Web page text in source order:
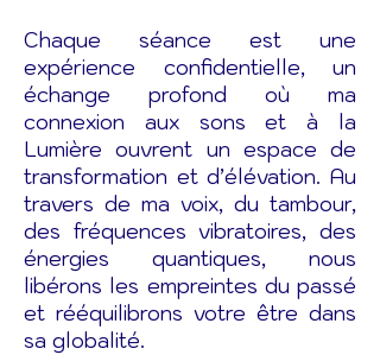
Chaque séance est une
expérience confidentielle, un
échange profond où ma
connexion aux sons et à la
Lumière ouvrent un espace de
transformation et d’élévation. Au
travers de ma voix, du tambour,
des fréquences vibratoires, des
énergies quantiques, nous
libérons les empreintes du passé
et rééquilibrons votre être dans
sa globalité.